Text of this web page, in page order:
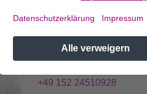
Bei Fragen wenden Sie
Joana Niggemann
Leiterin Externe
+49 152 24510928